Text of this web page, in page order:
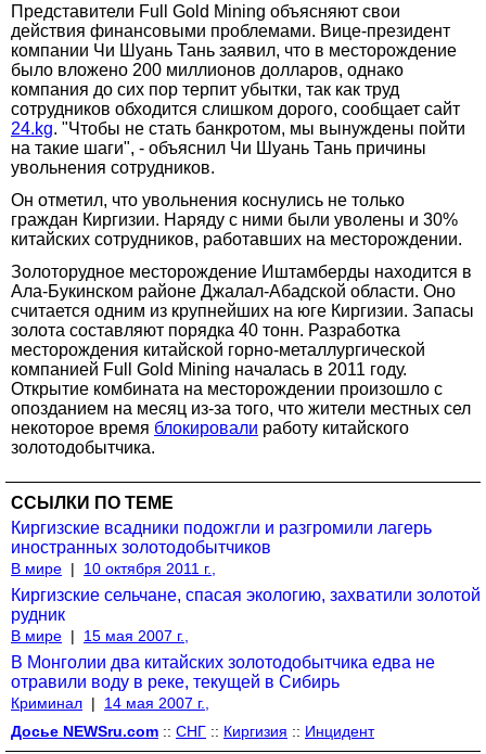
Представители Full Gold Mining объясняют свои
действия финансовыми проблемами. Вице-президент
компании Чи Шуань Тань заявил, что в месторождение
было вложено 200 миллионов долларов, однако
компания до сих пор терпит убытки, так как труд
сотрудников обходится слишком дорого, сообщает сайт
24.kg. "Чтобы не стать банкротом, мы вынуждены пойти
на такие шаги", - объяснил Чи Шуань Тань причины
увольнения сотрудников.
Он отметил, что увольнения коснулись не только
граждан Киргизии. Наряду с ними были уволены и 30%
китайских сотрудников, работавших на месторождении.
Золоторудное месторождение Иштамберды находится в
Ала-Букинском районе Джалал-Абадской области. Оно
считается одним из крупнейших на юге Киргизии. Запасы
золота составляют порядка 40 тонн. Разработка
месторождения китайской горно-металлургической
компанией Full Gold Mining началась в 2011 году.
Открытие комбината на месторождении произошло с
опозданием на месяц из-за того, что жители местных сел
некоторое время блокировали работу китайского
золотодобытчика.
ССЫЛКИ ПО ТЕМЕ
Киргизские всадники подожгли и разгромили лагерь
иностранных золотодобытчиков
В мире | 10 октября 2011 г.,
Киргизские сельчане, спасая экологию, захватили золотой
рудник
В мире | 15 мая 2007 г.,
В Монголии два китайских золотодобытчика едва не
отравили воду в реке, текущей в Сибирь
Криминал |
14 мая 2007 г.,
Досье NEWSru.com :: СНГ :: Киргизия :: Инцидент